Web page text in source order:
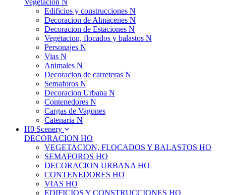
Vegetación N
Edificios y construcciones N
Decoracion de Almacenes N
Decoracion de Estaciones N
Vegetacion, flocados y balastos N
Personajes N
Vias N
Animales N
Decoracion de carreteras N
Semaforos N
Decoracion Urbana N
Contenedores N
Cargas de Vagones
Catenaria N
H0 Scenery
DECORACION HO
VEGETACION, FLOCADOS Y BALASTOS HO
SEMAFOROS HO
DECORACION URBANA HO
CONTENEDORES HO
VIAS HO
EDIFICIOS Y CONSTRUCCIONES HO